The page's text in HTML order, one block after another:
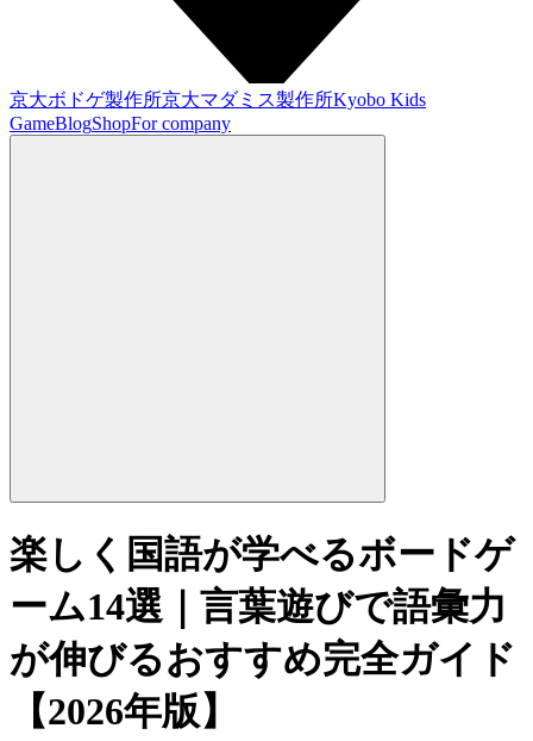
京大ボドゲ製作所京大マダミス製作所Kyobo Kids
GameBlogShopFor company
楽しく国語が学べるボードゲ
ーム14選｜言葉遊びで語彙力
が伸びるおすすめ完全ガイド
【2026年版】